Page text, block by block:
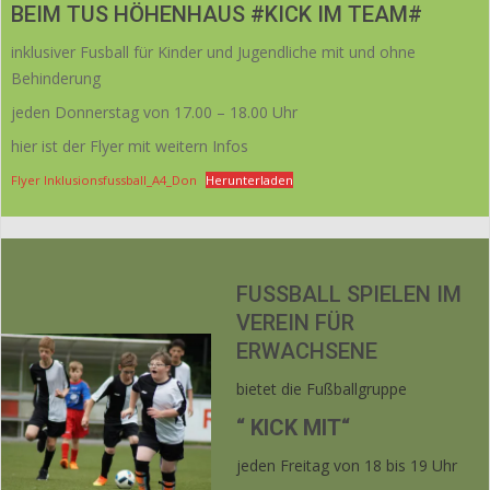
BEIM TUS HÖHENHAUS #KICK IM TEAM#
inklusiver Fusball für Kinder und Jugendliche mit und ohne
Behinderung
jeden Donnerstag von 17.00 – 18.00 Uhr
hier ist der Flyer mit weitern Infos
Flyer Inklusionsfussball_A4_Don Herunterladen
FUSSBALL SPIELEN IM V
EREIN FÜR E
RWACHSENE
bietet die Fußballgruppe
“ KICK MIT“
jeden Freitag von 18 bis 19 Uhr